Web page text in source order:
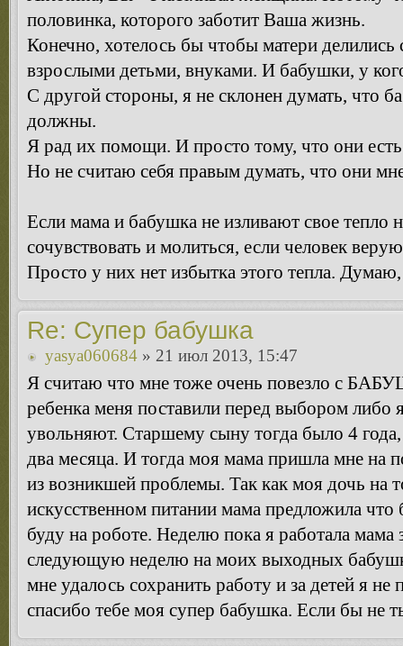
половинка, которого заботит Ваша жизнь.
Конечно, хотелось бы чтобы матери
взрослыми детьми, внуками. И бабушки, у
С другой стороны, я не склонен думать, что
должны.
Я рад их помощи. И просто тому, что они
Но не считаю себя правым думать, что они
Если мама и бабушка не изливают свое тепло
сочувствовать и молиться, если человек
Просто у них нет избытка этого тепла.
Re: Супер бабушка
yasya060684 » 21 июл 2013, 15:47
Я считаю что мне тоже очень повезло с
ребенка меня поставили перед выбором
увольняют. Старшему сыну тогда было 4
два месяца. И тогда моя мама пришла мне на
из возникшей проблемы. Так как моя дочь на
искусственном питании мама предложила что
буду на роботе. Неделю пока я работала мама
следующую неделю на моих выходных
мне удалось сохранить работу и за детей я
спасибо тебе моя супер бабушка. Если бы не